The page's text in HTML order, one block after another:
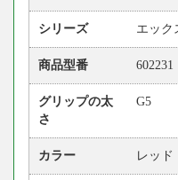
シリーズ エック
商品型番 602231
グリップの太
さ
G5
カラー レッド